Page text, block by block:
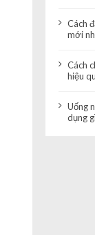
Cách
mới
Cách
hiệu
Uống
dụng